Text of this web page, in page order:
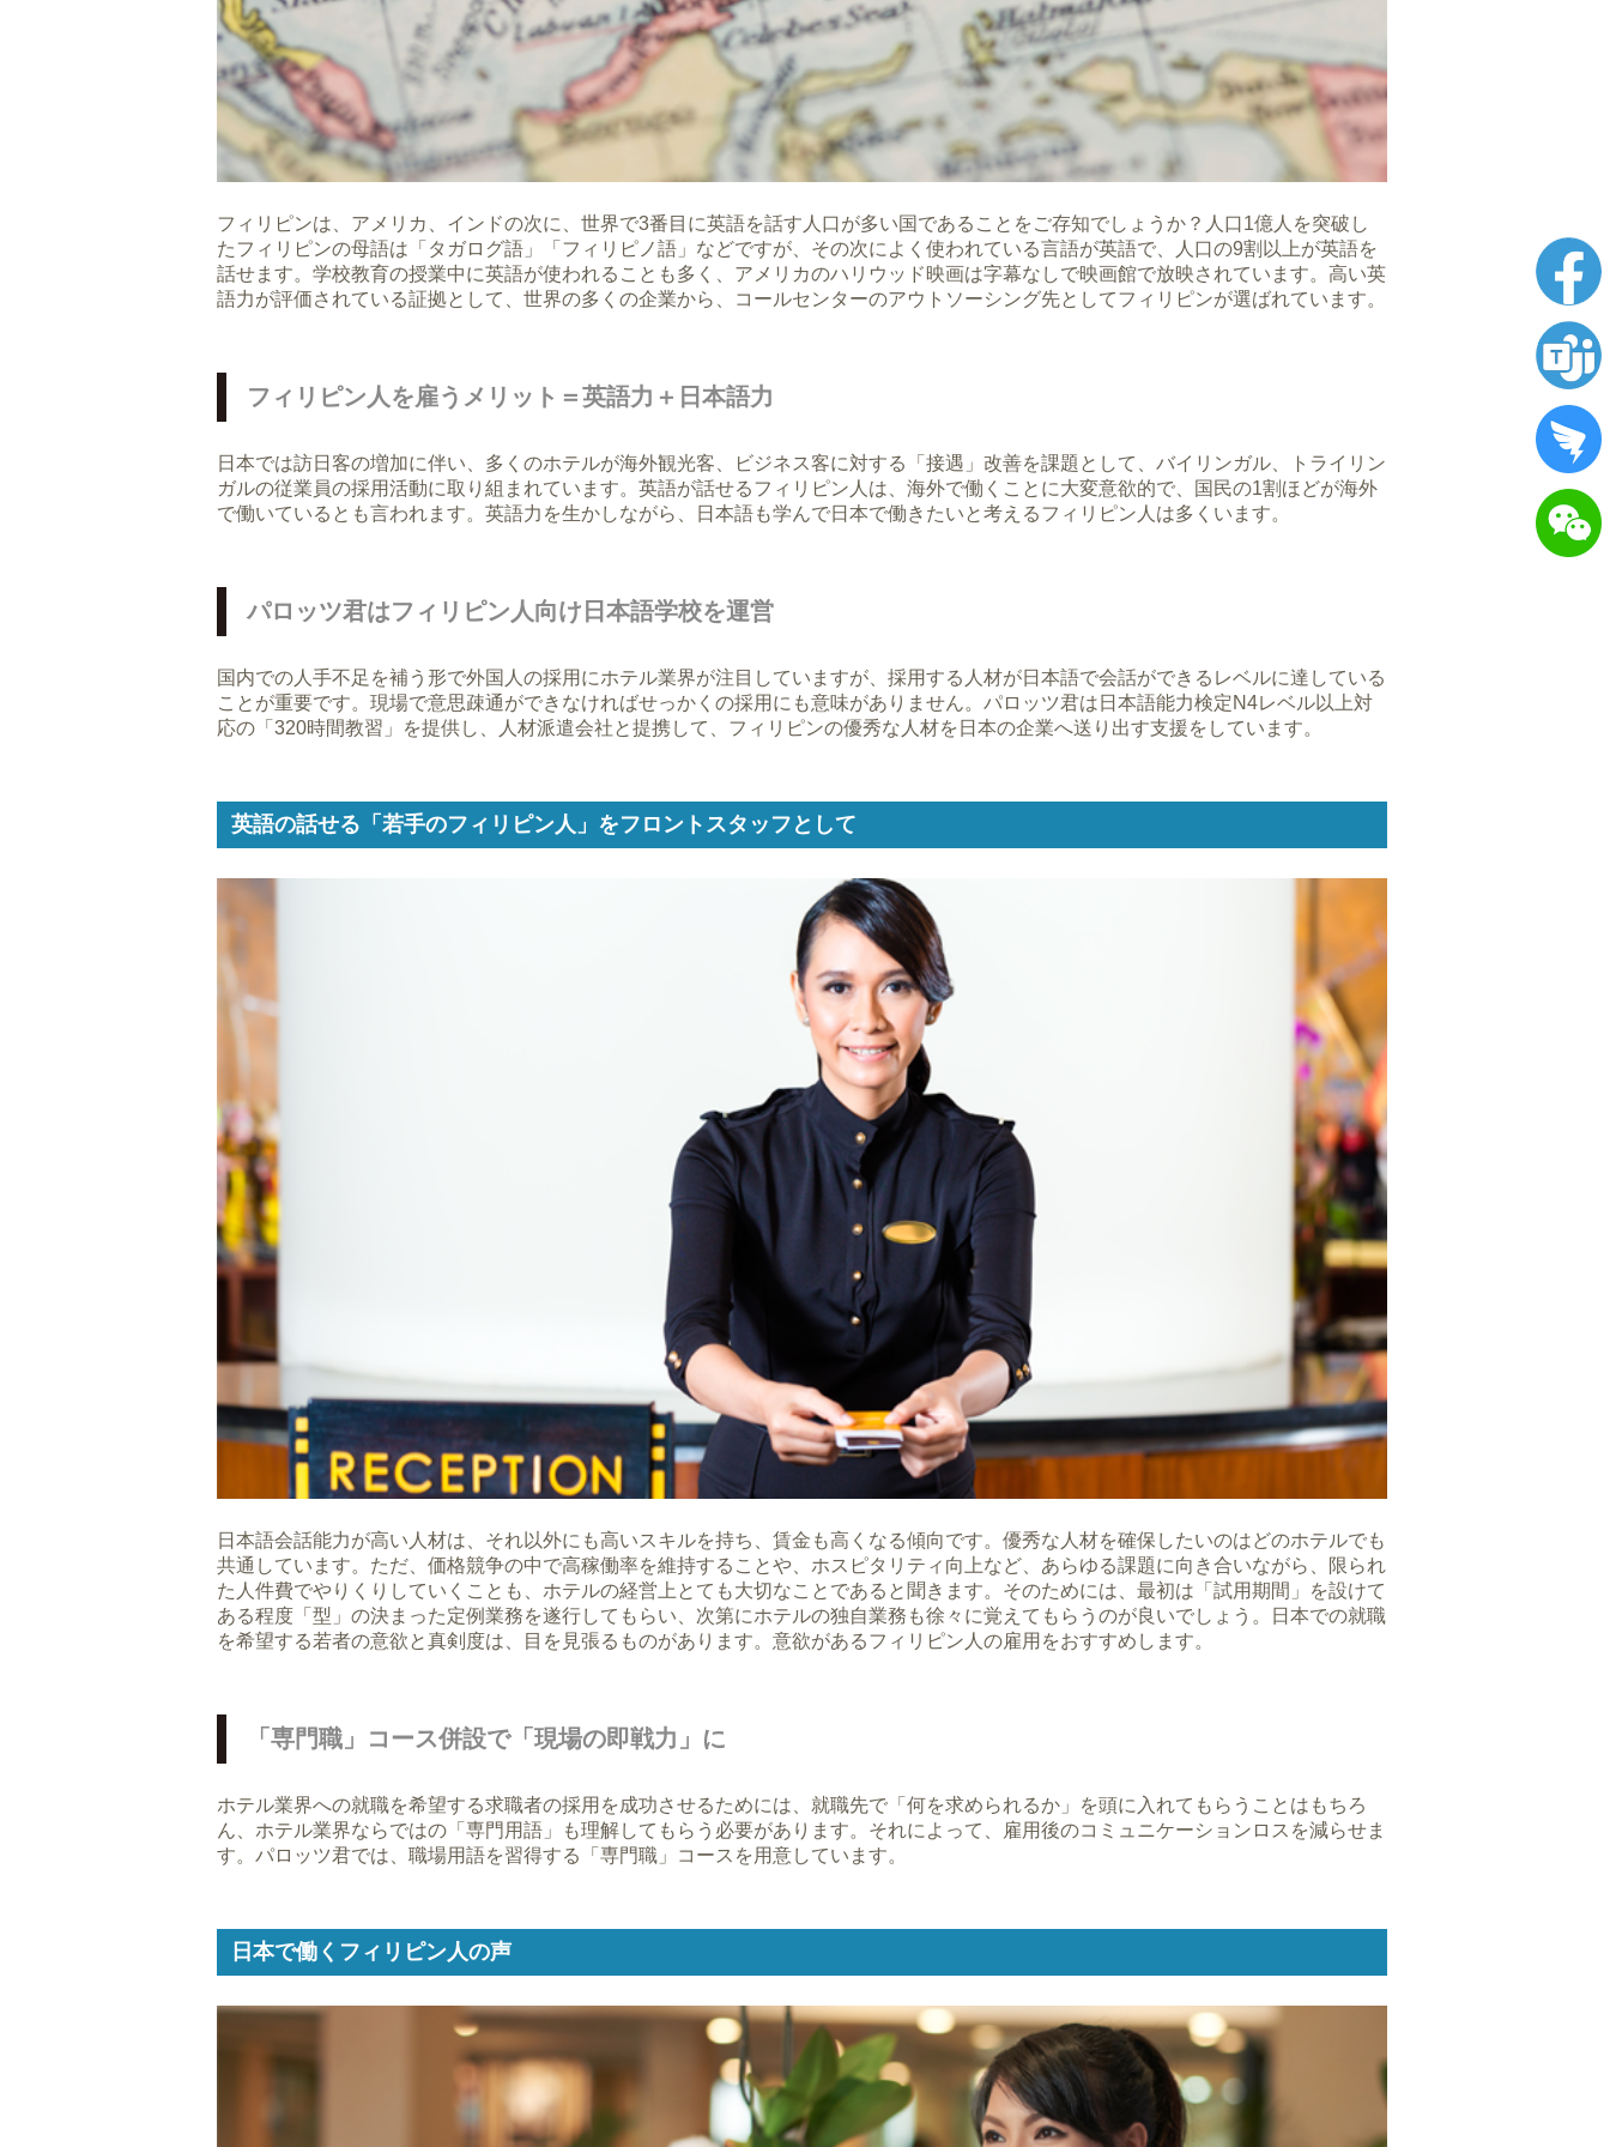
フィリピンは、アメリカ、インドの次に、世界で3番目に英語を話す人口が多い国であることをご存知でしょうか？人口1億人を突破し
たフィリピンの母語は「タガログ語」「フィリピノ語」などですが、その次によく使われている言語が英語で、人口の9割以上が英語を
話せます。学校教育の授業中に英語が使われることも多く、アメリカのハリウッド映画は字幕なしで映画館で放映されています。高い英
語力が評価されている証拠として、世界の多くの企業から、コールセンターのアウトソーシング先としてフィリピンが選ばれています。
フィリピン人を雇うメリット＝英語力＋日本語力
日本では訪日客の増加に伴い、多くのホテルが海外観光客、ビジネス客に対する「接遇」改善を課題として、バイリンガル、トライリン
ガルの従業員の採用活動に取り組まれています。英語が話せるフィリピン人は、海外で働くことに大変意欲的で、国民の1割ほどが海外
で働いているとも言われます。英語力を生かしながら、日本語も学んで日本で働きたいと考えるフィリピン人は多くいます。
パロッツ君はフィリピン人向け日本語学校を運営
国内での人手不足を補う形で外国人の採用にホテル業界が注目していますが、採用する人材が日本語で会話ができるレベルに達している
ことが重要です。現場で意思疎通ができなければせっかくの採用にも意味がありません。パロッツ君は日本語能力検定N4レベル以上対
応の「320時間教習」を提供し、人材派遣会社と提携して、フィリピンの優秀な人材を日本の企業へ送り出す支援をしています。
英語の話せる「若手のフィリピン人」をフロントスタッフとして
日本語会話能力が高い人材は、それ以外にも高いスキルを持ち、賃金も高くなる傾向です。優秀な人材を確保したいのはどのホテルでも
共通しています。ただ、価格競争の中で高稼働率を維持することや、ホスピタリティ向上など、あらゆる課題に向き合いながら、限られ
た人件費でやりくりしていくことも、ホテルの経営上とても大切なことであると聞きます。そのためには、最初は「試用期間」を設けて
ある程度「型」の決まった定例業務を遂行してもらい、次第にホテルの独自業務も徐々に覚えてもらうのが良いでしょう。日本での就職
を希望する若者の意欲と真剣度は、目を見張るものがあります。意欲があるフィリピン人の雇用をおすすめします。
「専門職」コース併設で「現場の即戦力」に
ホテル業界への就職を希望する求職者の採用を成功させるためには、就職先で「何を求められるか」を頭に入れてもらうことはもちろ
ん、ホテル業界ならではの「専門用語」も理解してもらう必要があります。それによって、雇用後のコミュニケーションロスを減らせま
す。パロッツ君では、職場用語を習得する「専門職」コースを用意しています。
日本で働くフィリピン人の声